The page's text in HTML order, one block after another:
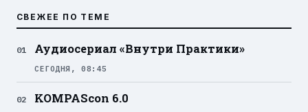
СВЕЖЕЕ ПО ТЕМЕ
Аудиосериал «Внутри Практики»
СЕГОДНЯ, 08:45
KOMPAScon 6.0